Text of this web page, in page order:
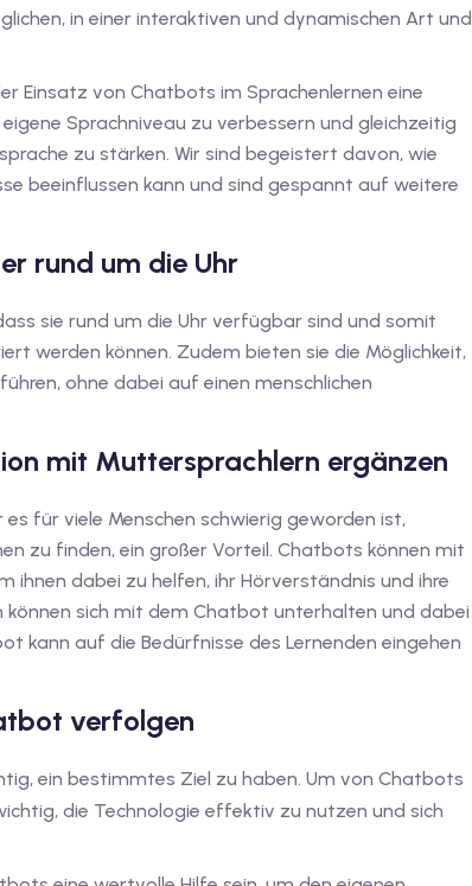
in einer interaktiven und dynamischen Art und
Einsatz von Chatbots im Sprachenlernen eine
Sprachniveau zu verbessern und gleichzeitig
zu stärken. Wir sind begeistert davon, wie
beeinflussen kann und sind gespannt auf weitere
rund um die Uhr
sie rund um die Uhr verfügbar sind und somit
werden können. Zudem bieten sie die Möglichkeit,
ohne dabei auf einen menschlichen
mit Muttersprachlern ergänzen
für viele Menschen schwierig geworden ist,
zu finden, ein großer Vorteil. Chatbots können mit
ihnen dabei zu helfen, ihr Hörverständnis und ihre
können sich mit dem Chatbot unterhalten und dabei
kann auf die Bedürfnisse des Lernenden eingehen
verfolgen
ein bestimmtes Ziel zu haben. Um von Chatbots
die Technologie effektiv zu nutzen und sich